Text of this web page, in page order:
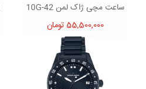
ساعت مچی ژاک لمن 42-10G
55,500,000 تومان